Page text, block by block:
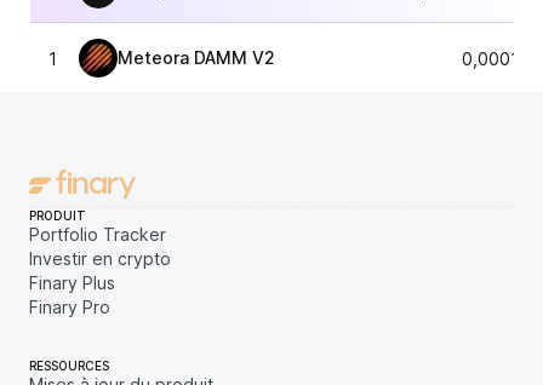
1 Meteora DAMM V2
PRODUIT
Portfolio Tracker
Investir en crypto
Finary Plus
Finary Pro
RESSOURCES